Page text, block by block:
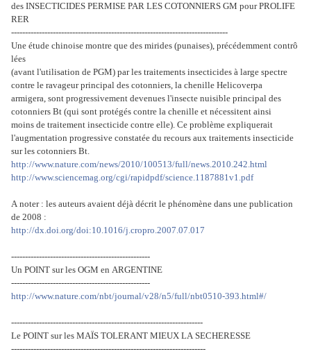
des INSECTICIDES PERMISE PAR LES COTONNIERS GM pour PROLIFE
RER
------------------------------------------------------------------------------
Une étude chinoise montre que des mirides (punaises), précédemment contrô
lées
(avant l'utilisation de PGM) par les traitements insecticides à large spectre
contre le ravageur principal des cotonniers, la chenille Helicoverpa
armigera, sont progressivement devenues l'insecte nuisible principal des
cotonniers Bt (qui sont protégés contre la chenille et nécessitent ainsi
moins de traitement insecticide contre elle). Ce problème expliquerait
l'augmentation progressive constatée du recours aux traitements insecticide
sur les cotonniers Bt.
http://www.nature.com/news/2010/100513/full/news.2010.242.html
http://www.sciencemag.org/cgi/rapidpdf/science.1187881v1.pdf
A noter : les auteurs avaient déjà décrit le phénomène dans une publication
de 2008 :
http://dx.doi.org/doi:10.1016/j.cropro.2007.07.017
--------------------------------------------------
Un POINT sur les OGM en ARGENTINE
--------------------------------------------------
http://www.nature.com/nbt/journal/v28/n5/full/nbt0510-393.html#/
---------------------------------------------------------------------
Le POINT sur les MAÏS TOLERANT MIEUX LA SECHERESSE
----------------------------------------------------------------------